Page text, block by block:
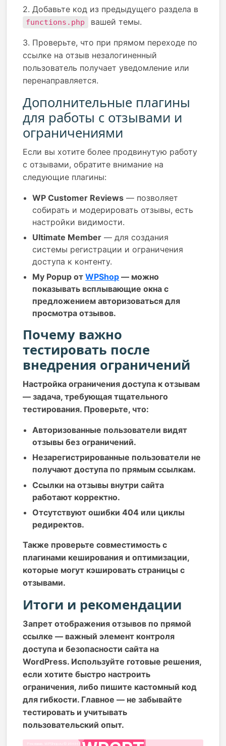
2. Добавьте код из предыдущего раздела в
functions.php вашей темы.
3. Проверьте, что при прямом переходе по
ссылке на отзыв незалогиненный
пользователь получает уведомление или
перенаправляется.
Дополнительные плагины
для работы с отзывами и
ограничениями
Если вы хотите более продвинутую работу
с отзывами, обратите внимание на
следующие плагины:
WP Customer Reviews — позволяет
собирать и модерировать отзывы, есть
настройки видимости.
Ultimate Member — для создания
системы регистрации и ограничения
доступа к контенту.
My Popup отWPShop — можно
показывать всплывающие окна с
предложением авторизоваться для
просмотра отзывов.
Почему важно
тестировать после
внедрения ограничений
Настройка ограничения доступа к отзывам
— задача, требующая тщательного
тестирования. Проверьте, что:
Авторизованные пользователи видят
отзывы без ограничений.
Незарегистрированные пользователи не
получают доступа по прямым ссылкам.
Ссылки на отзывы внутри сайта
работают корректно.
Отсутствуют ошибки 404 или циклы
редиректов.
Также проверьте совместимость с
плагинами кеширования и оптимизации,
которые могут кэшировать страницы с
отзывами.
Итоги и рекомендации
Запрет отображения отзывов по прямой
ссылке — важный элемент контроля
доступа и безопасности сайта на
WordPress. Используйте готовые решения,
если хотите быстро настроить
ограничения, либо пишите кастомный код
для гибкости. Главное — не забывайте
тестировать и учитывать
пользовательский опыт.